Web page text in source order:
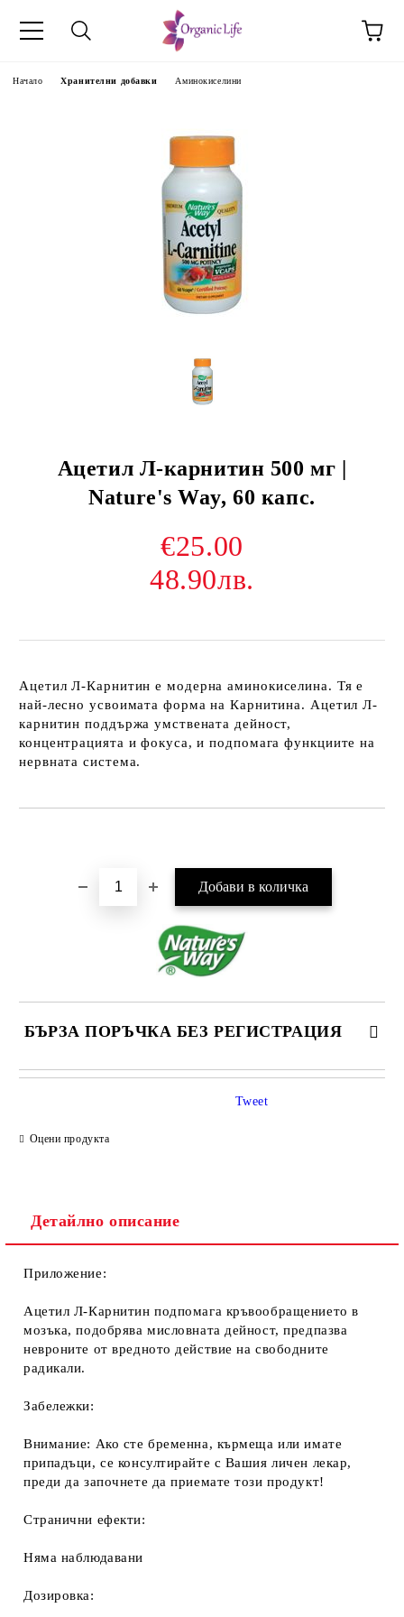
Начало Хранителни добавки Аминокиселини
Ацетил Л-карнитин 500 мг |
Nature's Way, 60 капс.
€25.00
48.90лв.
Ацетил Л-Карнитин е модерна аминокиселина. Тя е
най-лесно усвоимата форма на Карнитина. Ацетил Л-
карнитин поддържа умствената дейност,
концентрацията и фокуса, и подпомага функциите на
нервната система.
БЪРЗА ПОРЪЧКА БЕЗ РЕГИСТРАЦИЯ
САМО ПОПЪЛНЕТЕ 1 ПОЛЕ
Ние ще се свържем с вас в рамките на работния ден.
Оцени продукта
Tweet
Детайлно описание
Приложение:
Ацетил Л-Карнитин подпомага кръвообращението в
мозъка, подобрява мисловната дейност, предпазва
невроните от вредното действие на свободните
радикали.
Забележки:
Внимание: Ако сте бременна, кърмеща или имате
припадъци, се консултирайте с Вашия личен лекар,
преди да започнете да приемате този продукт!
Странични ефекти:
Няма наблюдавани
Дозировка: